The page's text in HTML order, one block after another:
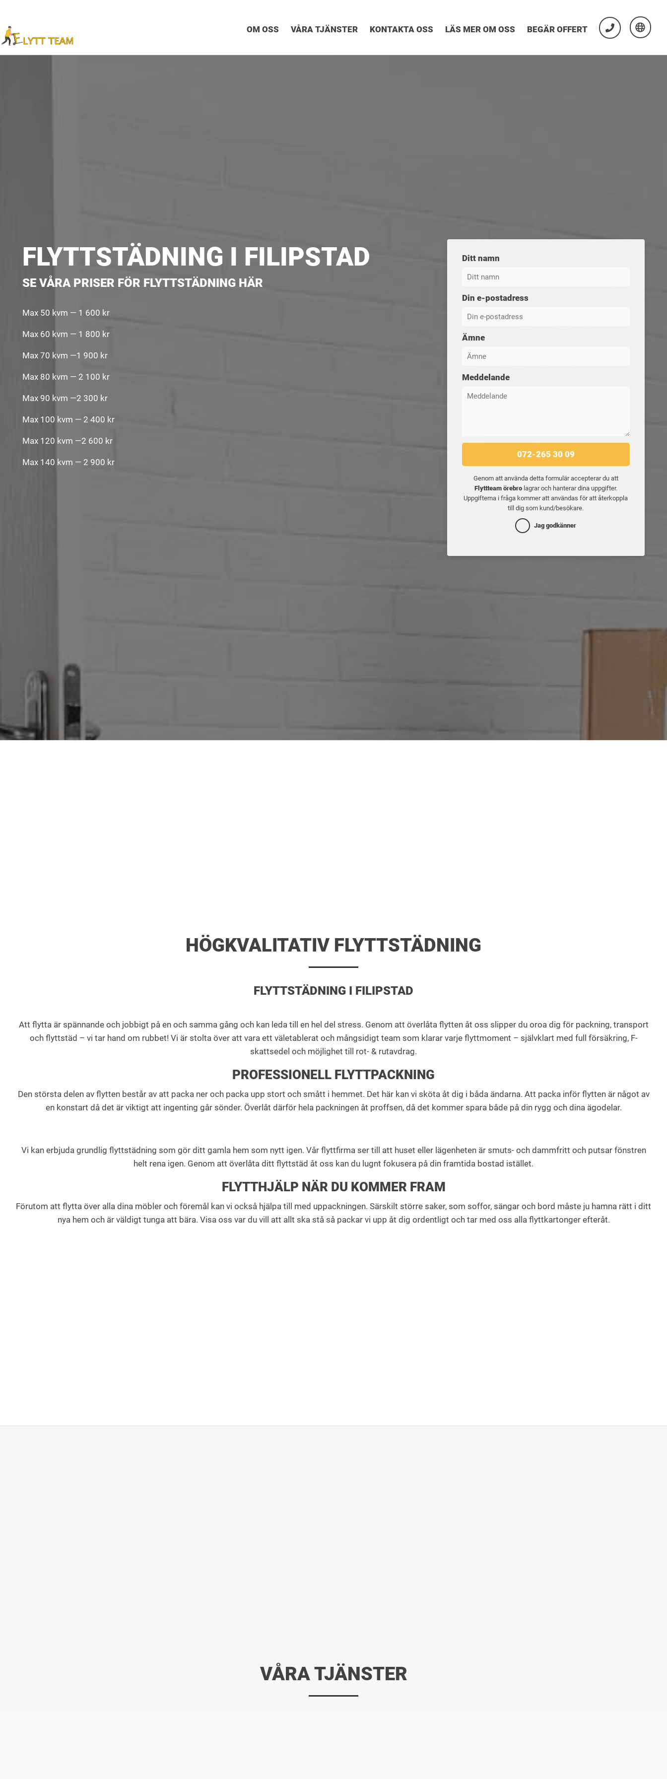
OM OSS VÅRA TJÄNSTER KONTAKTA OSS LÄS MER OM OSS BEGÄR OFFERT
FLYTTSTÄDNING I FILIPSTAD
SE VÅRA PRISER FÖR FLYTTSTÄDNING HÄR
Max 50 kvm — 1 600 kr
Max 60 kvm — 1 800 kr
Max 70 kvm —1 900 kr
Max 80 kvm — 2 100 kr
Max 90 kvm —2 300 kr
Max 100 kvm — 2 400 kr
Max 120 kvm —2 600 kr
Max 140 kvm — 2 900 kr
Ditt namn
Din e-postadress
Ämne
Meddelande
072-265 30 09
Genom att använda detta formulär accepterar du att
Flyttteam örebrolagrar och hanterar dina uppgifter.
Uppgifterna i fråga kommer att användas för att återkoppla
till dig som kund/besökare.
Jag godkänner
HÖGKVALITATIV FLYTTSTÄDNING
FLYTTSTÄDNING I FILIPSTAD
Att flytta är spännande och jobbigt på en och samma gång och kan leda till en hel del stress. Genom att överlåta flytten åt oss slipper du oroa dig för packning, transport
och flyttstäd – vi tar hand om rubbet! Vi är stolta över att vara ett väletablerat och mångsidigt team som klarar varje flyttmoment – självklart med full försäkring, F-
skattsedel och möjlighet till rot- & rutavdrag.
PROFESSIONELL FLYTTPACKNING
Den största delen av flytten består av att packa ner och packa upp stort och smått i hemmet. Det här kan vi sköta åt dig i båda ändarna. Att packa inför flytten är något av
en konstart då det är viktigt att ingenting går sönder. Överlåt därför hela packningen åt proffsen, då det kommer spara både på din rygg och dina ägodelar.
Vi kan erbjuda grundlig flyttstädning som gör ditt gamla hem som nytt igen. Vår flyttfirma ser till att huset eller lägenheten är smuts- och dammfritt och putsar fönstren
helt rena igen. Genom att överlåta ditt flyttstäd åt oss kan du lugnt fokusera på din framtida bostad istället.
FLYTTHJÄLP NÄR DU KOMMER FRAM
Förutom att flytta över alla dina möbler och föremål kan vi också hjälpa till med uppackningen. Särskilt större saker, som soffor, sängar och bord måste ju hamna rätt i ditt
nya hem och är väldigt tunga att bära. Visa oss var du vill att allt ska stå så packar vi upp åt dig ordentligt och tar med oss alla flyttkartonger efteråt.
VÅRA TJÄNSTER